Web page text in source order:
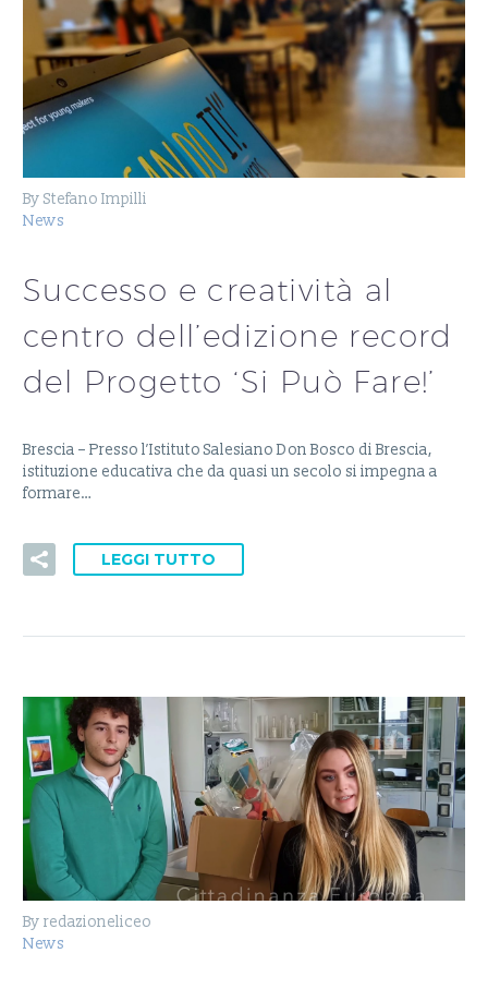
By Stefano Impilli
News
Successo e creatività al
centro dell’edizione record
del Progetto ‘Si Può Fare!’
Brescia – Presso l’Istituto Salesiano Don Bosco di Brescia,
istituzione educativa che da quasi un secolo si impegna a
formare…
LEGGI TUTTO
By redazioneliceo
News